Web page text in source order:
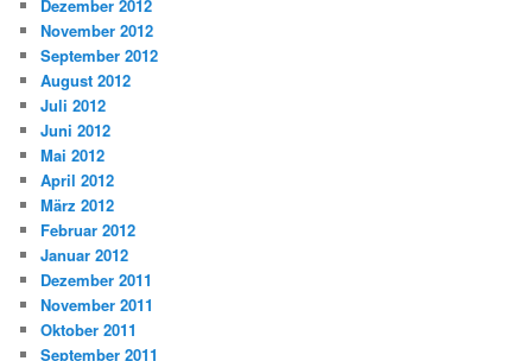
Dezember 2012
November 2012
September 2012
August 2012
Juli 2012
Juni 2012
Mai 2012
April 2012
März 2012
Februar 2012
Januar 2012
Dezember 2011
November 2011
Oktober 2011
September 2011